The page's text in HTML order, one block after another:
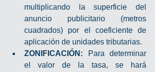
multiplicando la superficie del
anuncio publicitario (metros
cuadrados) por el coeficiente de
aplicación de unidades tributarias.
ZONIFICACIÓN: Para determinar
el valor de la tasa, se hará